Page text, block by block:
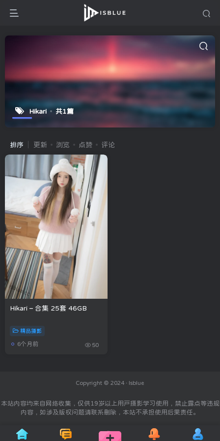
Hikari 共1篇
排序 更新 浏览 点赞 评论
Hikari – 合集 25套 46GB
精品摄影
6个月前 50
Copyright © 2024 · Isblue
本站内容均来自网络收集，仅供19岁以上用户摄影学习使用，禁止露点等违规
内容，如涉及版权问题请联系删除，本站不承担使用后果责任。